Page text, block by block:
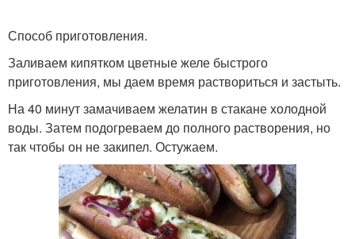
Способ приготовления.
Заливаем кипятком цветные желе быстрого
приготовления, мы даем время раствориться и застыть.
На 40 минут замачиваем желатин в стакане холодной
воды. Затем подогреваем до полного растворения, но
так чтобы он не закипел. Остужаем.